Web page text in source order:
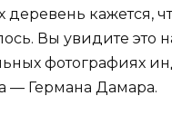
деревень кажется,
Вы увидите это
фотографиях
— Германа Дамара.